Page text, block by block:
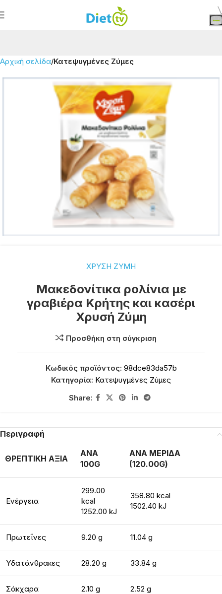
Αρχική σελίδα Κατεψυγμένες Ζύμες
ΧΡΥΣΗ ΖΥΜΗ
Μακεδονίτικα ρολίνια με
γραβιέρα Κρήτης και κασέρι
Χρυσή Ζύμη
Προσθήκη στη σύγκριση
Κωδικός προϊόντος: 98dce83da57b
Κατηγορία: Κατεψυγμένες Ζύμες
Share:
Περιγραφή
ΘΡΕΠΤΙΚΗ ΑΞΙΑ
ΑΝΑ
100G
ΑΝΑ ΜΕΡΙΔΑ
(120.00G)
Ενέργεια
299.00
kcal
1252.00 kJ
358.80 kcal
1502.40 kJ
Πρωτεΐνες 9.20 g 11.04 g
Υδατάνθρακες 28.20 g 33.84 g
Σάκχαρα 2.10 g 2.52 g